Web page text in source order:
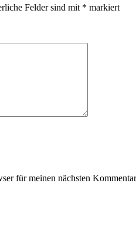
Felder sind mit * markiert
für meinen nächsten